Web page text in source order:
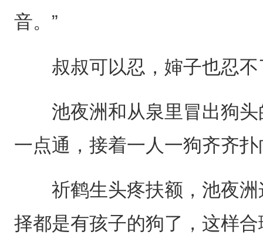
音。”
叔叔可以忍，婶子也忍不
池夜洲和从泉里冒出狗头
一点通，接着一人一狗齐齐
祈鹤生头疼扶额，池夜洲
择都是有孩子的狗了，这样